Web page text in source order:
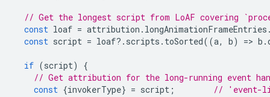
// Get the longest script from LoAF covering
const loaf = attribution . longAnimationFrameEntries
const script = loaf? . scripts . toSorted((a, b) => b .
if (script)
{
// Get attribution for the long-running event
const {invokerType} = script ;
// 'event-